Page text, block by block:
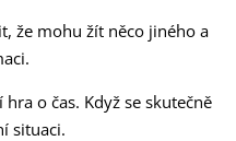
že mohu žít něco jiného a
o čas. Když se skutečně
situaci.